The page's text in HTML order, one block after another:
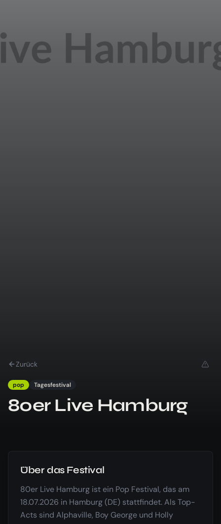
Zurück
pop Tagesfestival
80er Live Hamburg
Über das Festival
80er Live Hamburg ist ein Pop Festival, das am
18.07.2026 in Hamburg (DE) stattfindet. Als Top-
Acts sind Alphaville, Boy George und Holly